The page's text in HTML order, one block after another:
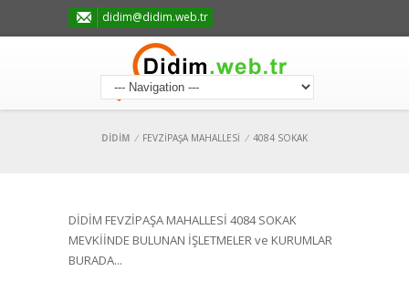
didim@didim.web.tr
DİDİM / FEVZİPAŞA MAHALLESİ / 4084 SOKAK
DİDİM FEVZİPAŞA MAHALLESİ 4084 SOKAK
MEVKİİNDE BULUNAN İŞLETMELER ve KURUMLAR
BURADA...